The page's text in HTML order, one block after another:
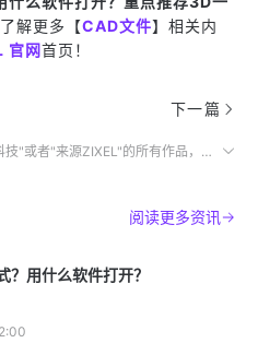
解更多【CAD文件】相关内
官网首页！
下一篇
版权声明：凡本网站注明"来源子虔科技"或者"来源ZIXEL"的所有作品，均为本网站合法拥有版权的作品，未经本网站授权，任何媒体、网站、个人不得转载、链接、转帖或以其他方式使用。
阅读更多资讯
？用什么软件打开？